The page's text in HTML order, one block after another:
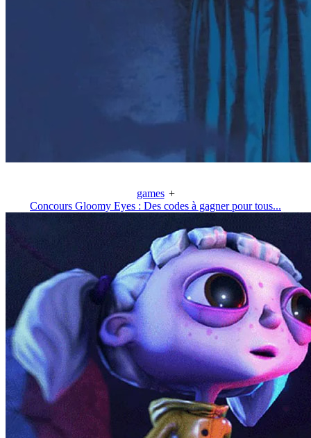
games +
Concours Gloomy Eyes : Des codes à gagner pour tous...